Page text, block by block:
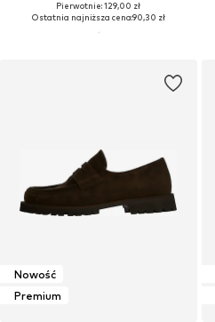
Pierwotnie: 129,00 zł
Ostatnia najniższa cena:90,30 zł
Nowość
Premium